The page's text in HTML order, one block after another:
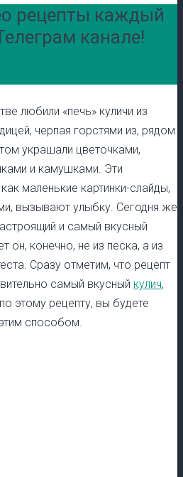
рецепты каждый
канале!
любили «печь» куличи из
черпая горстями из, рядом
украшали цветочками,
и камушками. Эти
маленькие картинки-слайды,
вызывают улыбку. Сегодня же
и самый вкусный
он, конечно, не из песка, а из
Сразу отметим, что рецепт
самый вкусный кулич,
этому рецепту, вы будете
способом.